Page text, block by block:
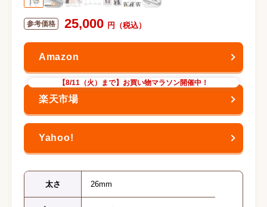
25,000
【8/11（火）まで】お買い物マラソン開催中！
太さ 26mm